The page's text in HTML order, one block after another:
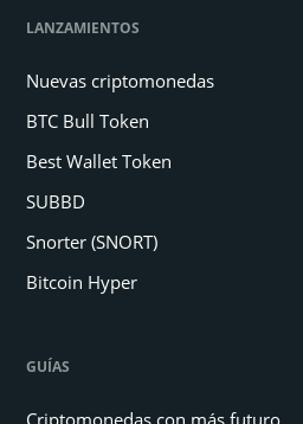
LANZAMIENTOS
Nuevas criptomonedas
BTC Bull Token
Best Wallet Token
SUBBD
Snorter (SNORT)
Bitcoin Hyper
GUÍAS